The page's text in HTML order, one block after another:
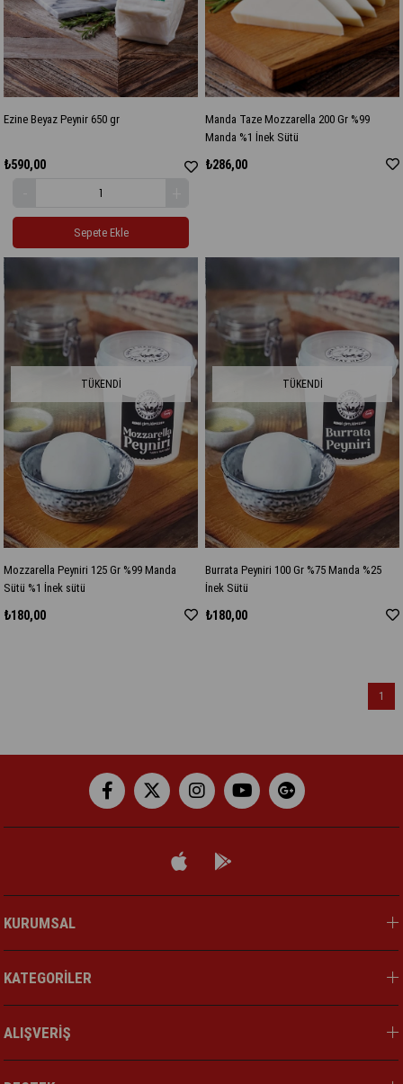
Ezine Beyaz Peynir 650 gr
₺590,00
Sepete Ekle
Manda Taze Mozzarella 200 Gr %99
Manda %1 İnek Sütü
₺286,00
TÜKENDI
Mozzarella Peyniri 125 Gr %99 Manda
Sütü %1 İnek sütü
₺180,00
TÜKENDI
Burrata Peyniri 100 Gr %75 Manda %25
İnek Sütü
₺180,00
1
KURUMSAL
KATEGORİLER
ALIŞVERİŞ